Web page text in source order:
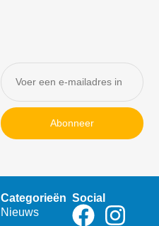
Abonneer
Categorieën
Nieuws
Social